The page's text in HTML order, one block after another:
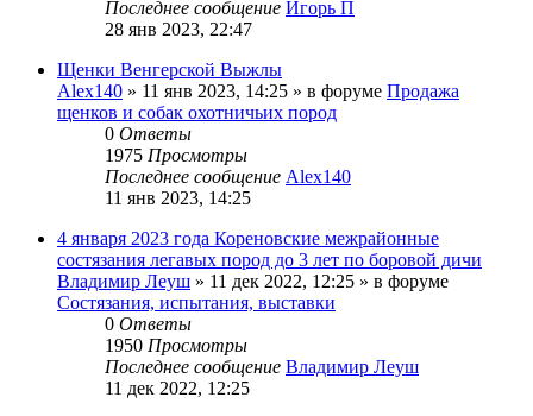
Последнее сообщение Игорь П
28 янв 2023, 22:47
Щенки Венгерской Выжлы
Alex140 » 11 янв 2023, 14:25 » в форуме Продажа
щенков и собак охотничьих пород
0 Ответы
1975 Просмотры
Последнее сообщение Alex140
11 янв 2023, 14:25
4 января 2023 года Кореновские межрайонные
состязания легавых пород до 3 лет по боровой дичи
Владимир Леуш » 11 дек 2022, 12:25 » в форуме
Состязания, испытания, выставки
0 Ответы
1950 Просмотры
Последнее сообщение Владимир Леуш
11 дек 2022, 12:25